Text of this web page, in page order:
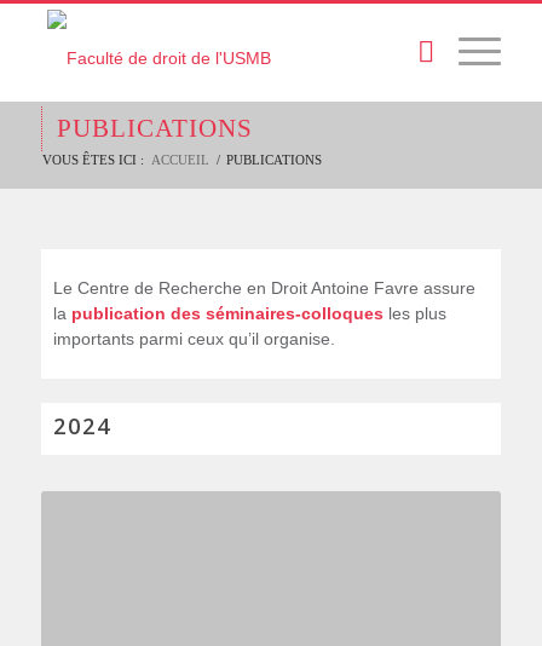
PUBLICATIONS
VOUS ÊTES ICI : ACCUEIL / PUBLICATIONS
Le Centre de Recherche en Droit Antoine Favre assure
la publication des séminaires-colloques les plus
importants parmi ceux qu’il organise.
2024